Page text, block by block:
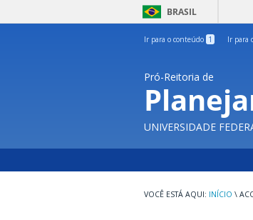
BRASIL
Ir para o conteúdo 1 Ir para
Pró-Reitoria de
UNIVERSIDADE
INÍCIO \